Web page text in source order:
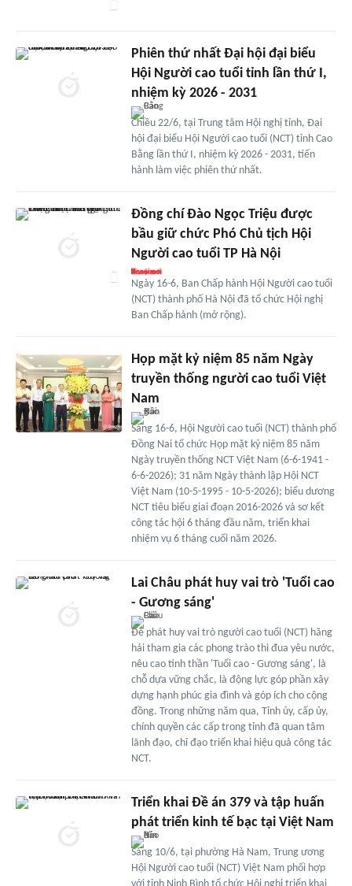
Phiên thứ nhất Đại hội đại biểu
Hội Người cao tuổi tỉnh lần thứ I,
nhiệm kỳ 2026 - 2031
Chiều 22/6, tại Trung tâm Hội nghị tỉnh, Đại
hội đại biểu Hội Người cao tuổi (NCT) tỉnh Cao
Bằng lần thứ I, nhiệm kỳ 2026 - 2031, tiến
hành làm việc phiên thứ nhất.
Đồng chí Đào Ngọc Triệu được
bầu giữ chức Phó Chủ tịch Hội
Người cao tuổi TP Hà Nội
Ngày 16-6, Ban Chấp hành Hội Người cao tuổi
(NCT) thành phố Hà Nội đã tổ chức Hội nghị
Ban Chấp hành (mở rộng).
Họp mặt kỷ niệm 85 năm Ngày
truyền thống người cao tuổi Việt
Nam
Sáng 16-6, Hội Người cao tuổi (NCT) thành phố
Đồng Nai tổ chức Họp mặt kỷ niệm 85 năm
Ngày truyền thống NCT Việt Nam (6-6-1941 -
6-6-2026); 31 năm Ngày thành lập Hội NCT
Việt Nam (10-5-1995 - 10-5-2026); biểu dương
NCT tiêu biểu giai đoạn 2016-2026 và sơ kết
công tác hội 6 tháng đầu năm, triển khai
nhiệm vụ 6 tháng cuối năm 2026.
Lai Châu phát huy vai trò 'Tuổi cao
- Gương sáng'
Để phát huy vai trò người cao tuổi (NCT) hăng
hái tham gia các phong trào thi đua yêu nước,
nêu cao tinh thần 'Tuổi cao - Gương sáng', là
chỗ dựa vững chắc, là động lực góp phần xây
dựng hạnh phúc gia đình và góp ích cho cộng
đồng. Trong những năm qua, Tỉnh ủy, cấp ủy,
chính quyền các cấp trong tỉnh đã quan tâm
lãnh đạo, chỉ đạo triển khai hiệu quả công tác
NCT.
Triển khai Đề án 379 và tập huấn
phát triển kinh tế bạc tại Việt Nam
Sáng 10/6, tại phường Hà Nam, Trung ương
Hội Người cao tuổi (NCT) Việt Nam phối hợp